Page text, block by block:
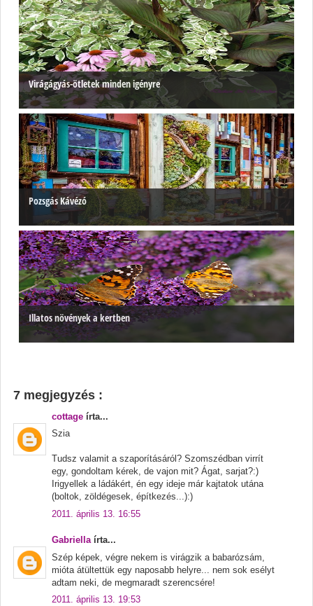
Virágágyás-ötletek minden igényre
Pozsgás Kávézó
Illatos növények a kertben
7 megjegyzés :
cottage írta...
Szia
Tudsz valamit a szaporításáról? Szomszédban virrít
egy, gondoltam kérek, de vajon mit? Ágat, sarjat?:)
Irigyellek a ládákért, én egy ideje már kajtatok utána
(boltok, zöldégesek, építkezés...):)
2011. április 13. 16:55
Gabriella írta...
Szép képek, végre nekem is virágzik a babarózsám,
mióta átültettük egy naposabb helyre... nem sok esélyt
adtam neki, de megmaradt szerencsére!
2011. április 13. 19:53